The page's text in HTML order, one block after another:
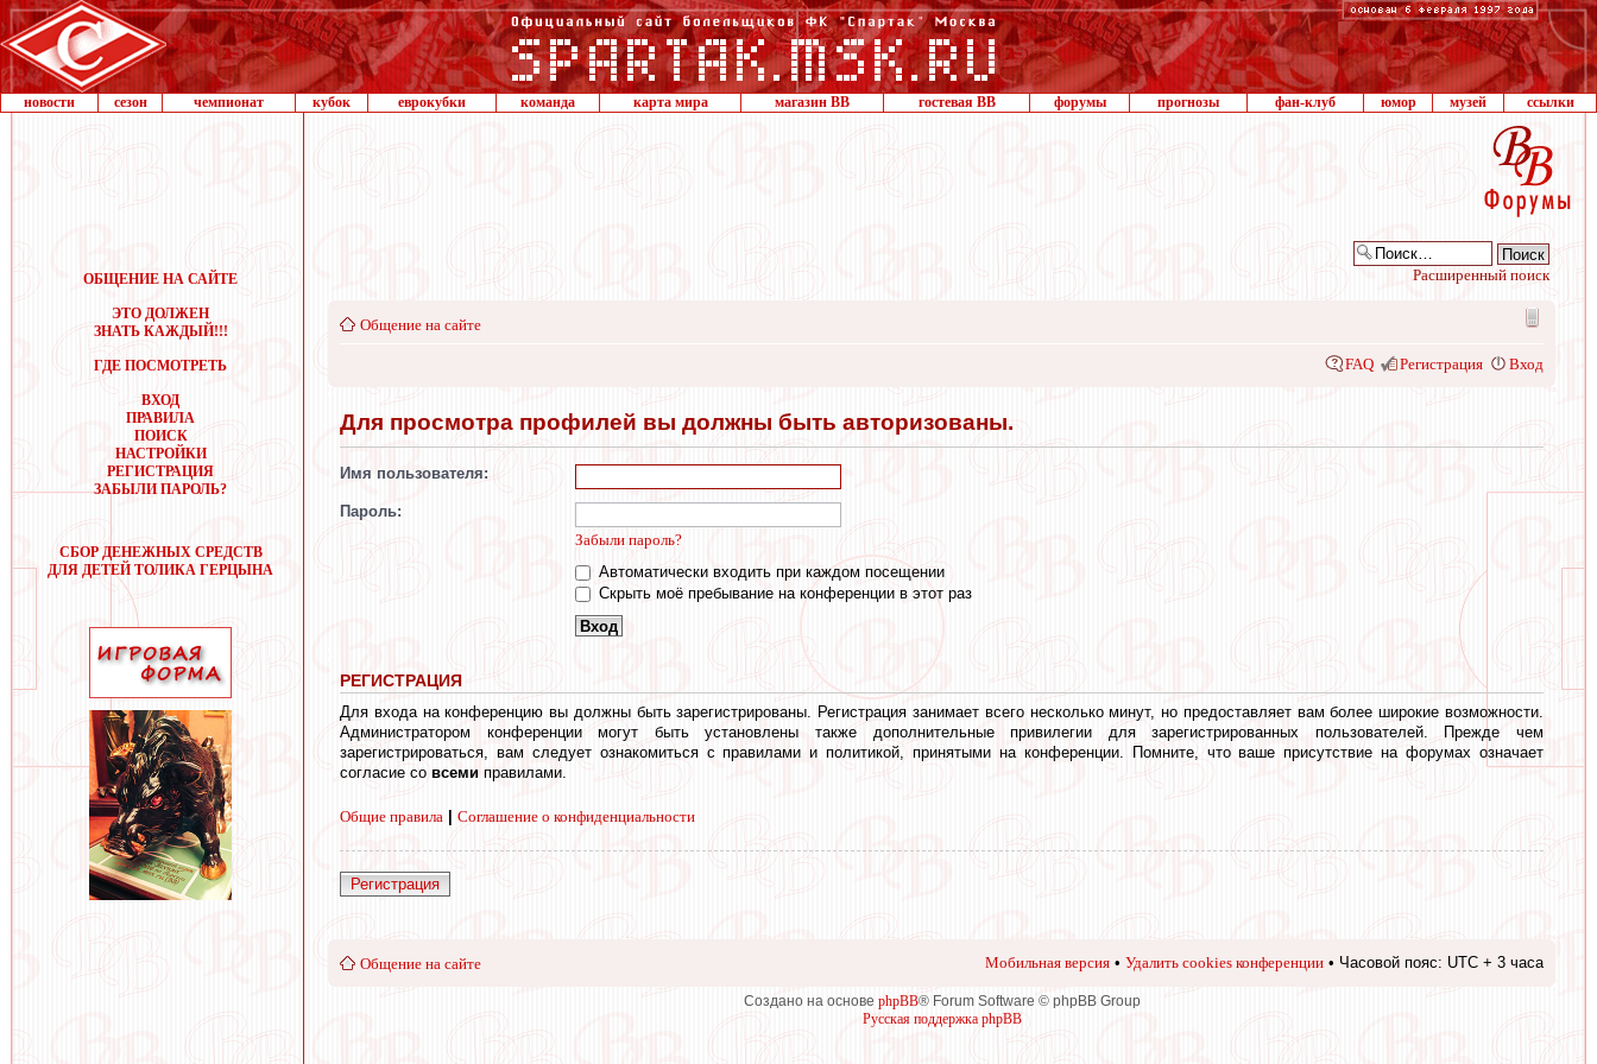
новости сезон чемпионат кубок еврокубки команда карта мира магазин ВВ гостевая ВВ форумы прогнозы фан-клуб юмор музей ссылки
ОБЩЕНИЕ НА САЙТЕ
ЭТО ДОЛЖЕН
ЗНАТЬ КАЖДЫЙ!!!
ГДЕ ПОСМОТРЕТЬ
ВХОД
ПРАВИЛА
ПОИСК
НАСТРОЙКИ
РЕГИСТРАЦИЯ
ЗАБЫЛИ ПАРОЛЬ?
СБОР ДЕНЕЖНЫХ СРЕДСТВ
ДЛЯ ДЕТЕЙ ТОЛИКА ГЕРЦЫНА
Расширенный поиск
Общение на сайте
FAQ Регистрация Вход
Для просмотра профилей вы должны быть авторизованы.
Имя пользователя:
Пароль:
Забыли пароль?
Автоматически входить при каждом посещении
Скрыть моё пребывание на конференции в этот раз
РЕГИСТРАЦИЯ
Для входа на конференцию вы должны быть зарегистрированы. Регистрация занимает всего несколько минут, но предоставляет вам более широкие возможности.
Администратором конференции могут быть установлены также дополнительные привилегии для зарегистрированных пользователей. Прежде чем
зарегистрироваться, вам следует ознакомиться с правилами и политикой, принятыми на конференции. Помните, что ваше присутствие на форумах означает
согласие со всеми правилами.
Общие правила Соглашение о конфиденциальности
Регистрация
Общение на сайте Мобильная версия • Удалить cookies конференции • Часовой пояс: UTC + 3 часа
Создано на основе phpBB® Forum Software © phpBB Group
Русская поддержка phpBB